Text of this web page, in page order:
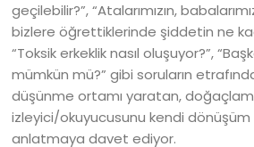
geçilebilir?”, “Atalarımızın,
bizlere öğrettiklerinde şiddetin ne
“Toksik erkeklik nasıl oluşuyor?”,
mümkün mü?” gibi soruların
düşünme ortamı yaratan,
izleyici/okuyucusunu kendi dönüşüm
anlatmaya davet ediyor.